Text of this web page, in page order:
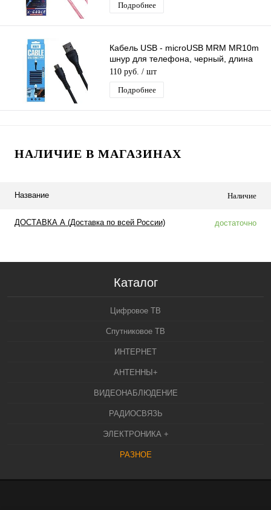
Подробнее
Кабель USB - microUSB MRM MR10m
шнур для телефона, черный, длина
1м
110 руб. / шт
Подробнее
НАЛИЧИЕ В МАГАЗИНАХ
Название Наличие
ДОСТАВКА А (Доставка по всей России) достаточно
Каталог
Цифровое ТВ
Спутниковое ТВ
ИНТЕРНЕТ
АНТЕННЫ+
ВИДЕОНАБЛЮДЕНИЕ
РАДИОСВЯЗЬ
ЭЛЕКТРОНИКА +
РАЗНОЕ